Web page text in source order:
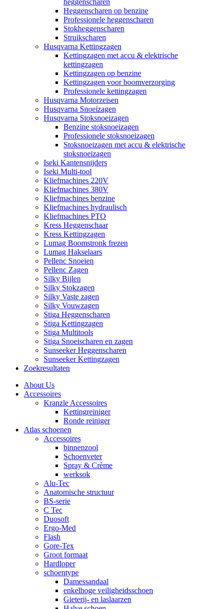
Heggenscharen op benzine
Professionele heggenscharen
Stokheggenscharen
Struikscharen
Husqvarna Kettingzagen
Kettingzagen met accu & elektrische
kettingzagen
Kettingzagen op benzine
Kettingzagen voor boomverzorging
Professionele kettingzagen
Husqvarna Motorzeisen
Husqvarna Snoeizagen
Husqvarna Stoksnoeizagen
Benzine stoksnoeizagen
Professionele stoksnoeizagen
Stoksnoeizagen met accu & elektrische
stoksnoeizagen
Iseki Kantensnijders
Iseki Multi-tool
Kliefmachines 220V
Kliefmachines 380V
Kliefmachines benzine
Kliefmachines hydraulisch
Kliefmachines PTO
Kress Heggenschaar
Kress Kettingzagen
Lumag Boomstronk frezen
Lumag Hakselaars
Pellenc Snoeien
Pellenc Zagen
Silky Bijlen
Silky Stokzagen
Silky Vaste zagen
Silky Vouwzagen
Stiga Heggenscharen
Stiga Kettingzagen
Stiga Multitools
Stiga Snoeischaren en zagen
Sunseeker Heggenscharen
Sunseeker Kettingzagen
Zoekresultaten
About Us
Accessoires
Kranzle Accessoires
Kettingreiniger
Ronde reiniger
Atlas schoenen
Accessoires
binnenzool
Schoenveter
Spray & Crème
werksok
Alu-Tec
Anatomische structuur
BS-serie
C Tec
Duosoft
Ergo-Med
Flash
Gore-Tex
Groot formaat
Hardloper
schoentype
Damessandaal
enkelhoge veiligheidsschoen
Gieterij- en laslaarzen